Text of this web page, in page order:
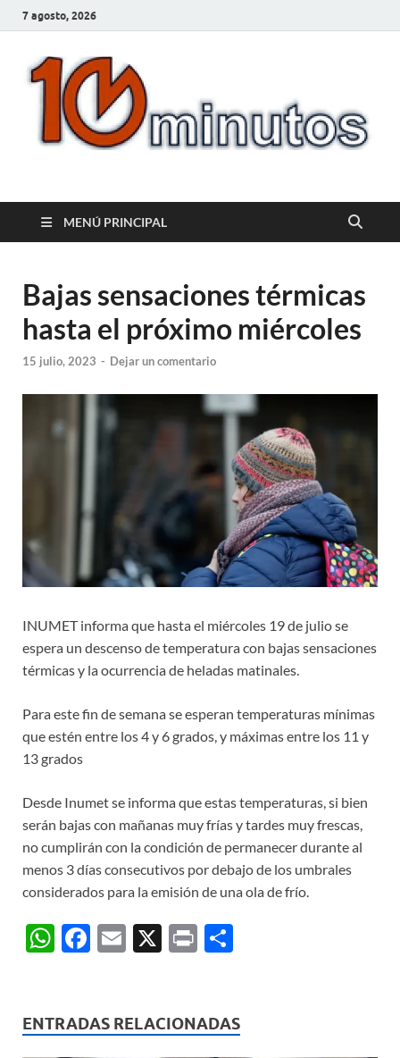
7 agosto, 2026
10minutos.com.uy
MENÚ PRINCIPAL
Bajas sensaciones térmicas
hasta el próximo miércoles
15 julio, 2023 - Dejar un comentario
INUMET informa que hasta el miércoles 19 de julio se
espera un descenso de temperatura con bajas sensaciones
térmicas y la ocurrencia de heladas matinales.
Para este fin de semana se esperan temperaturas mínimas
que estén entre los 4 y 6 grados, y máximas entre los 11 y
13 grados
Desde Inumet se informa que estas temperaturas, si bien
serán bajas con mañanas muy frías y tardes muy frescas,
no cumplirán con la condición de permanecer durante al
menos 3 días consecutivos por debajo de los umbrales
considerados para la emisión de una ola de frío.
W
s
F
b
E
X
P
p
ENTRADAS RELACIONADAS